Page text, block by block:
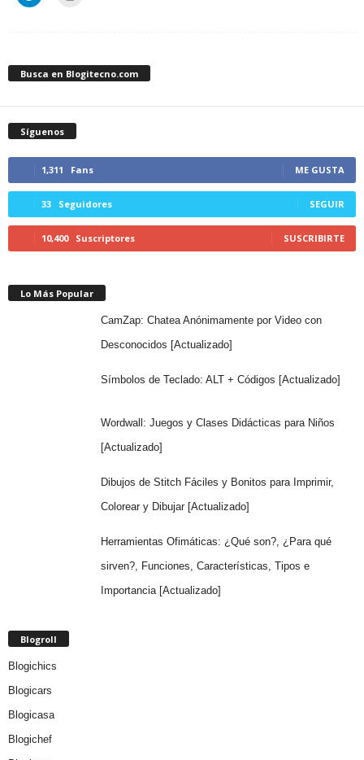
Busca en Blogitecno.com
Síguenos
1,311 Fans ME GUSTA
33 Seguidores SEGUIR
10,400 Suscriptores SUSCRIBIRTE
Lo Más Popular
CamZap: Chatea Anónimamente por Video con
Desconocidos [Actualizado]
Símbolos de Teclado: ALT + Códigos [Actualizado]
Wordwall: Juegos y Clases Didácticas para Niños
[Actualizado]
Dibujos de Stitch Fáciles y Bonitos para Imprimir,
Colorear y Dibujar [Actualizado]
Herramientas Ofimáticas: ¿Qué son?, ¿Para qué
sirven?, Funciones, Características, Tipos e
Importancia [Actualizado]
Blogroll
Blogichics
Blogicars
Blogicasa
Blogichef